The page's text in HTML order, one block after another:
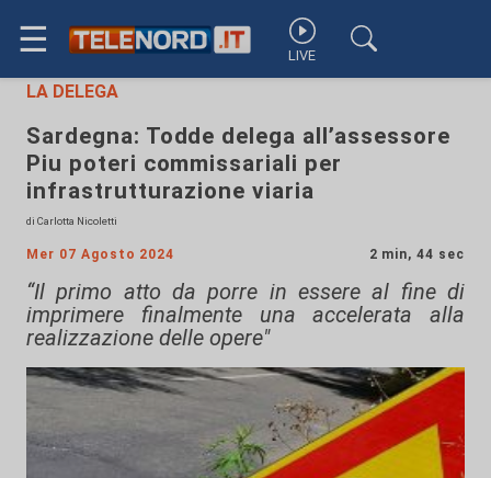
☰ LIVE
LA DELEGA
Sardegna: Todde delega all’assessore
Piu poteri commissariali per
infrastrutturazione viaria
di Carlotta Nicoletti
Mer 07 Agosto 2024 2 min, 44 sec
“Il primo atto da porre in essere al fine di
imprimere finalmente una accelerata alla
realizzazione delle opere"